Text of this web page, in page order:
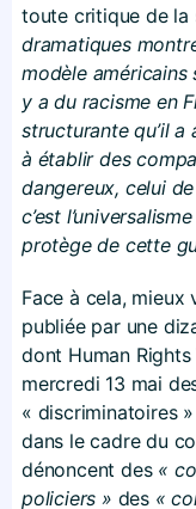
toute critique de la
dramatiques
modèle américains
y a du racisme en
structurante qu’il
à établir des
dangereux, celui
c’est
protège de cette
Face à cela,
publiée par une
dont Human Rights
mercredi 13 mai
« discriminatoires
dans le cadre du
dénoncent des «
policiers » des «